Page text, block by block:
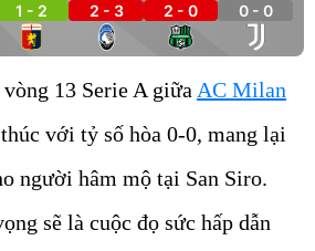
1 - 2 2 - 3 2 - 0 0 - 0
13 Serie A giữa AC Milan
với tỷ số hòa 0-0, mang lại
người hâm mộ tại San Siro.
sẽ là cuộc đọ sức hấp dẫn